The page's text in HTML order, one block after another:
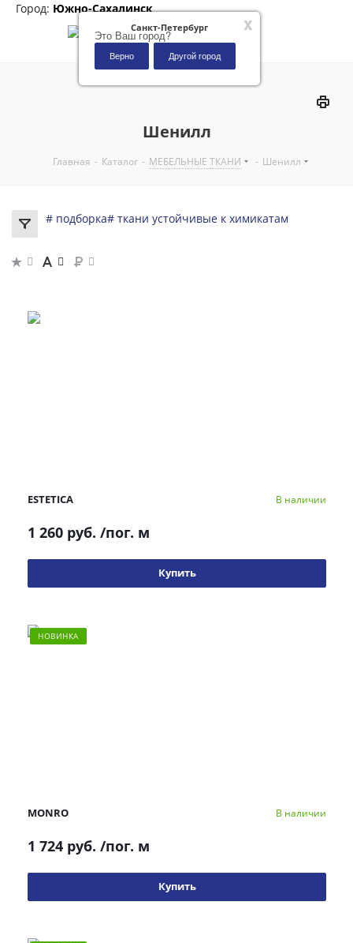
x
Санкт-Петербург
Это Ваш город?
Верно Другой город
Город: Южно-Сахалинск
Шенилл
Главная - Каталог - МЕБЕЛЬНЫЕ ТКАНИ - Шенилл
# подборка# ткани устойчивые к химикатам
ESTETICA В наличии
1 260 руб. /пог. м
Купить
НОВИНКА
MONRO В наличии
1 724 руб. /пог. м
Купить